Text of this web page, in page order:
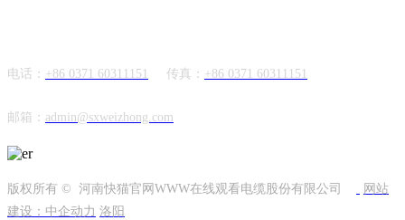
电话： +86 0371 60311151 传真： +86 0371 60311151
邮箱： admin@sxweizhong.com
版权所有 © 河南快猫官网WWW在线观看电缆股份有限公司
网站
建设：中企动力 洛阳